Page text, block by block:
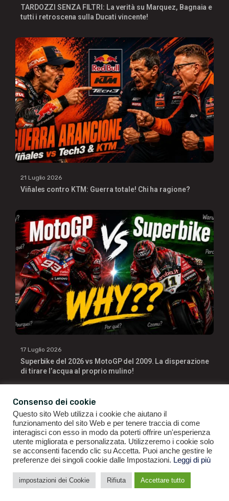
TARDOZZI SENZA FILTRI: La verità su Marquez, Bagnaia e
tutti i retroscena sulla Ducati vincente!
21 Luglio 2026
Viñales contro KTM: Guerra totale! Chi ha ragione?
17 Luglio 2026
Superbike del 2026 vs MotoGP del 2009. La disperazione
di tirare l’acqua al proprio mulino!
GIANLUIGI RAGNO | P.IVA 09196141007 | ©2021ALL RIGHTS
RESERVED.
CONDIZIONI GENERALI DI VENDITA|POLITICA DI PRIVACY
Consenso dei cookie
Questo sito Web utilizza i cookie che aiutano il
funzionamento del sito Web e per tenere traccia di come
interagisci con esso in modo da poterti offrire un'esperienza
utente migliorata e personalizzata. Utilizzeremo i cookie solo
se acconsenti facendo clic su Accetta. Puoi anche gestire le
preferenze dei singoli cookie dalle Impostazioni. Leggi di più
impostazioni dei Cookie Rifiuta Accettare tutto